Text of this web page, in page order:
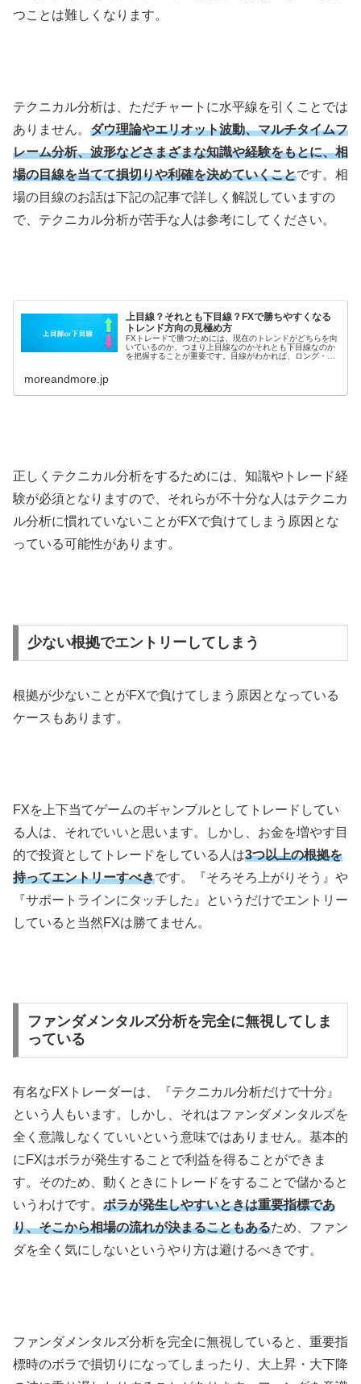
つことは難しくなります。
テクニカル分析は、ただチャートに水平線を引くことでは
ありません。 ダウ理論やエリオット波動、マルチタイムフ
レーム分析、波形などさまざまな知識や経験をもとに、相
場の目線を当てて損切りや利確を決めていくことです。相
場の目線のお話は下記の記事で詳しく解説していますの
で、テクニカル分析が苦手な人は参考にしてください。
上目線？それとも下目線？FXで勝ちやすくなる
トレンド方向の見極め方
FXトレードで勝つためには、現在のトレンドがどちらを向
いているのか、つまり上目線なのかそれとも下目線なのか
を把握することが重要です。目線がわかれば、ロング・シ
moreandmore.jp
正しくテクニカル分析をするためには、知識やトレード経
験が必須となりますので、それらが不十分な人はテクニカ
ル分析に慣れていないことがFXで負けてしまう原因とな
っている可能性があります。
少ない根拠でエントリーしてしまう
根拠が少ないことがFXで負けてしまう原因となっている
ケースもあります。
FXを上下当てゲームのギャンブルとしてトレードしてい
る人は、それでいいと思います。しかし、お金を増やす目
的で投資としてトレードをしている人は3つ以上の根拠を
持ってエントリーすべきです。『そろそろ上がりそう』や
『サポートラインにタッチした』というだけでエントリー
していると当然FXは勝てません。
ファンダメンタルズ分析を完全に無視してしま
っている
有名なFX トレーダーは、『テクニカル分析だけで十分』
という人もいます。しかし、それはファンダメンタルズを
全く意識しなくていいという意味ではありません。基本的
に FXはボラが発生することで利益を得ることができま
す。そのため、動くときにトレードをすることで儲かると
いうわけです。 ボラが発生しやすいときは重要指標であ
り、そこから相場の流れが決まることもあるため、ファン
ダを全く気にしないというやり方は避けるべきです。
ファンダメンタルズ分析を完全に無視していると、重要指
標時のボラで損切りになってしまったり、大上昇・大下降